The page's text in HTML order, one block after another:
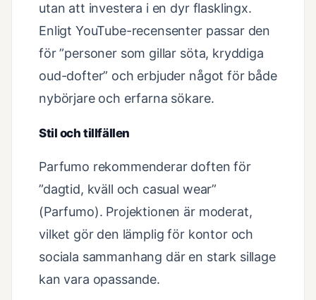
utan att investera i en dyr flasklingx.
Enligt YouTube-recensenter passar den
för ”personer som gillar söta, kryddiga
oud-dofter” och erbjuder något för både
nybörjare och erfarna sökare.
Stil och tillfällen
Parfumo rekommenderar doften för
”dagtid, kväll och casual wear”
(Parfumo). Projektionen är moderat,
vilket gör den lämplig för kontor och
sociala sammanhang där en stark sillage
kan vara opassande.